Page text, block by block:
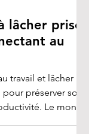
lâcher prise
au
travail et lâcher
préserver son
Le monde